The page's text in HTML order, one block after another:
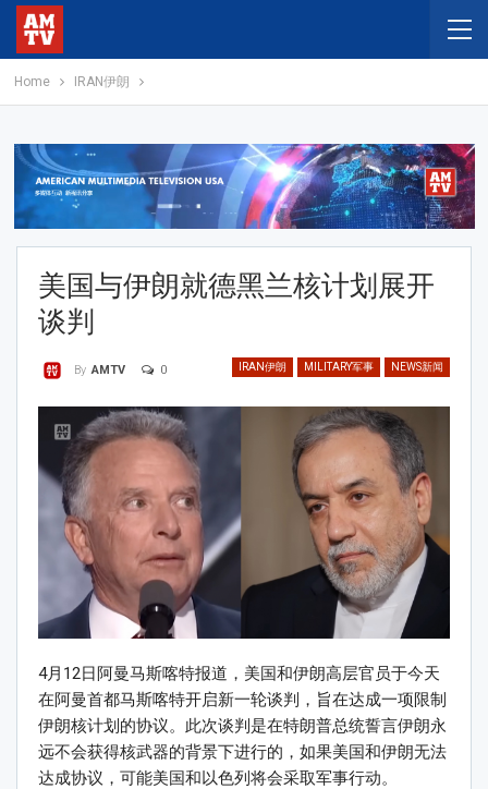
Home IRAN伊朗
美国与伊朗就德黑兰核计划展开
谈判
IRAN伊朗 MILITARY军事 NEWS新闻
By AMTV 0
4月12日阿曼马斯喀特报道，美国和伊朗高层官员于今天
在阿曼首都马斯喀特开启新一轮谈判，旨在达成一项限制
伊朗核计划的协议。此次谈判是在特朗普总统誓言伊朗永
远不会获得核武器的背景下进行的，如果美国和伊朗无法
达成协议，可能美国和以色列将会采取军事行动。